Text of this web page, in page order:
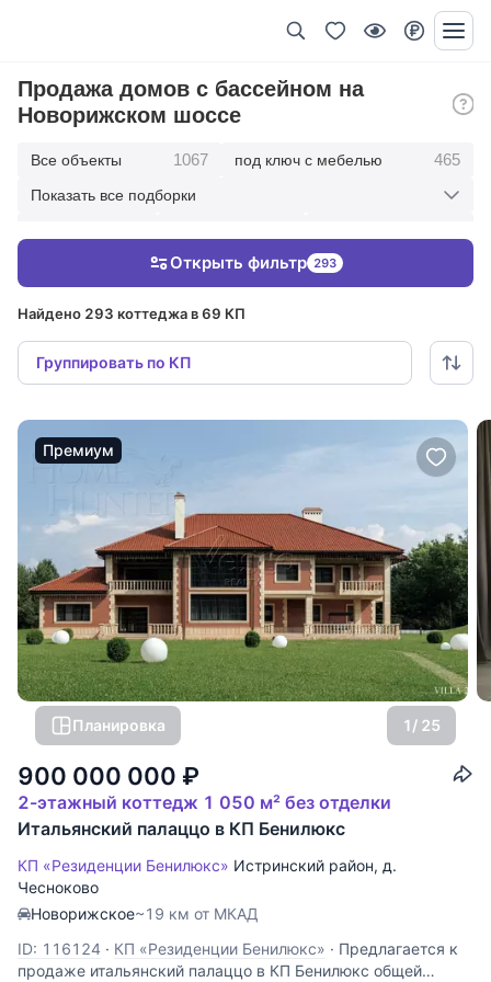
Продажа домов с бассейном на
Новорижском шоссе
Все объекты 1067 под ключ с мебелью 465
Показать все подборки
Найдено 293 коттеджа в 69 КП
Группировать по КП
Открыть фильтр 293
Премиум
Планировка 1/ 25
900 000 000 ₽
2-этажный коттедж 1 050 м² без отделки
Итальянский палаццо в КП Бенилюкс
КП «Резиденции Бенилюкс» Истринский район, д.
Чесноково
Новорижское~19 км от МКАД
ID: 116124 · КП «Резиденции Бенилюкс» · Предлагается к
продаже итальянский палаццо в КП Бенилюкс общей